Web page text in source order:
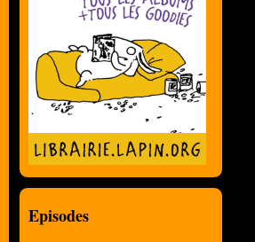
Episodes